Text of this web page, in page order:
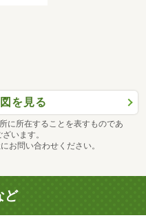
を見る
に所在することを表すものであ
います。
お問い合わせください。
ど